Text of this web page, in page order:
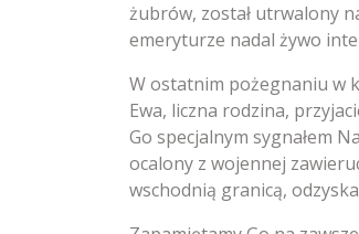
żubrów, został utrwalony
emeryturze nadal żywo
W ostatnim pożegnaniu w
Ewa, liczna rodzina,
Go specjalnym sygnałem
ocalony z wojennej
wschodnią granicą,